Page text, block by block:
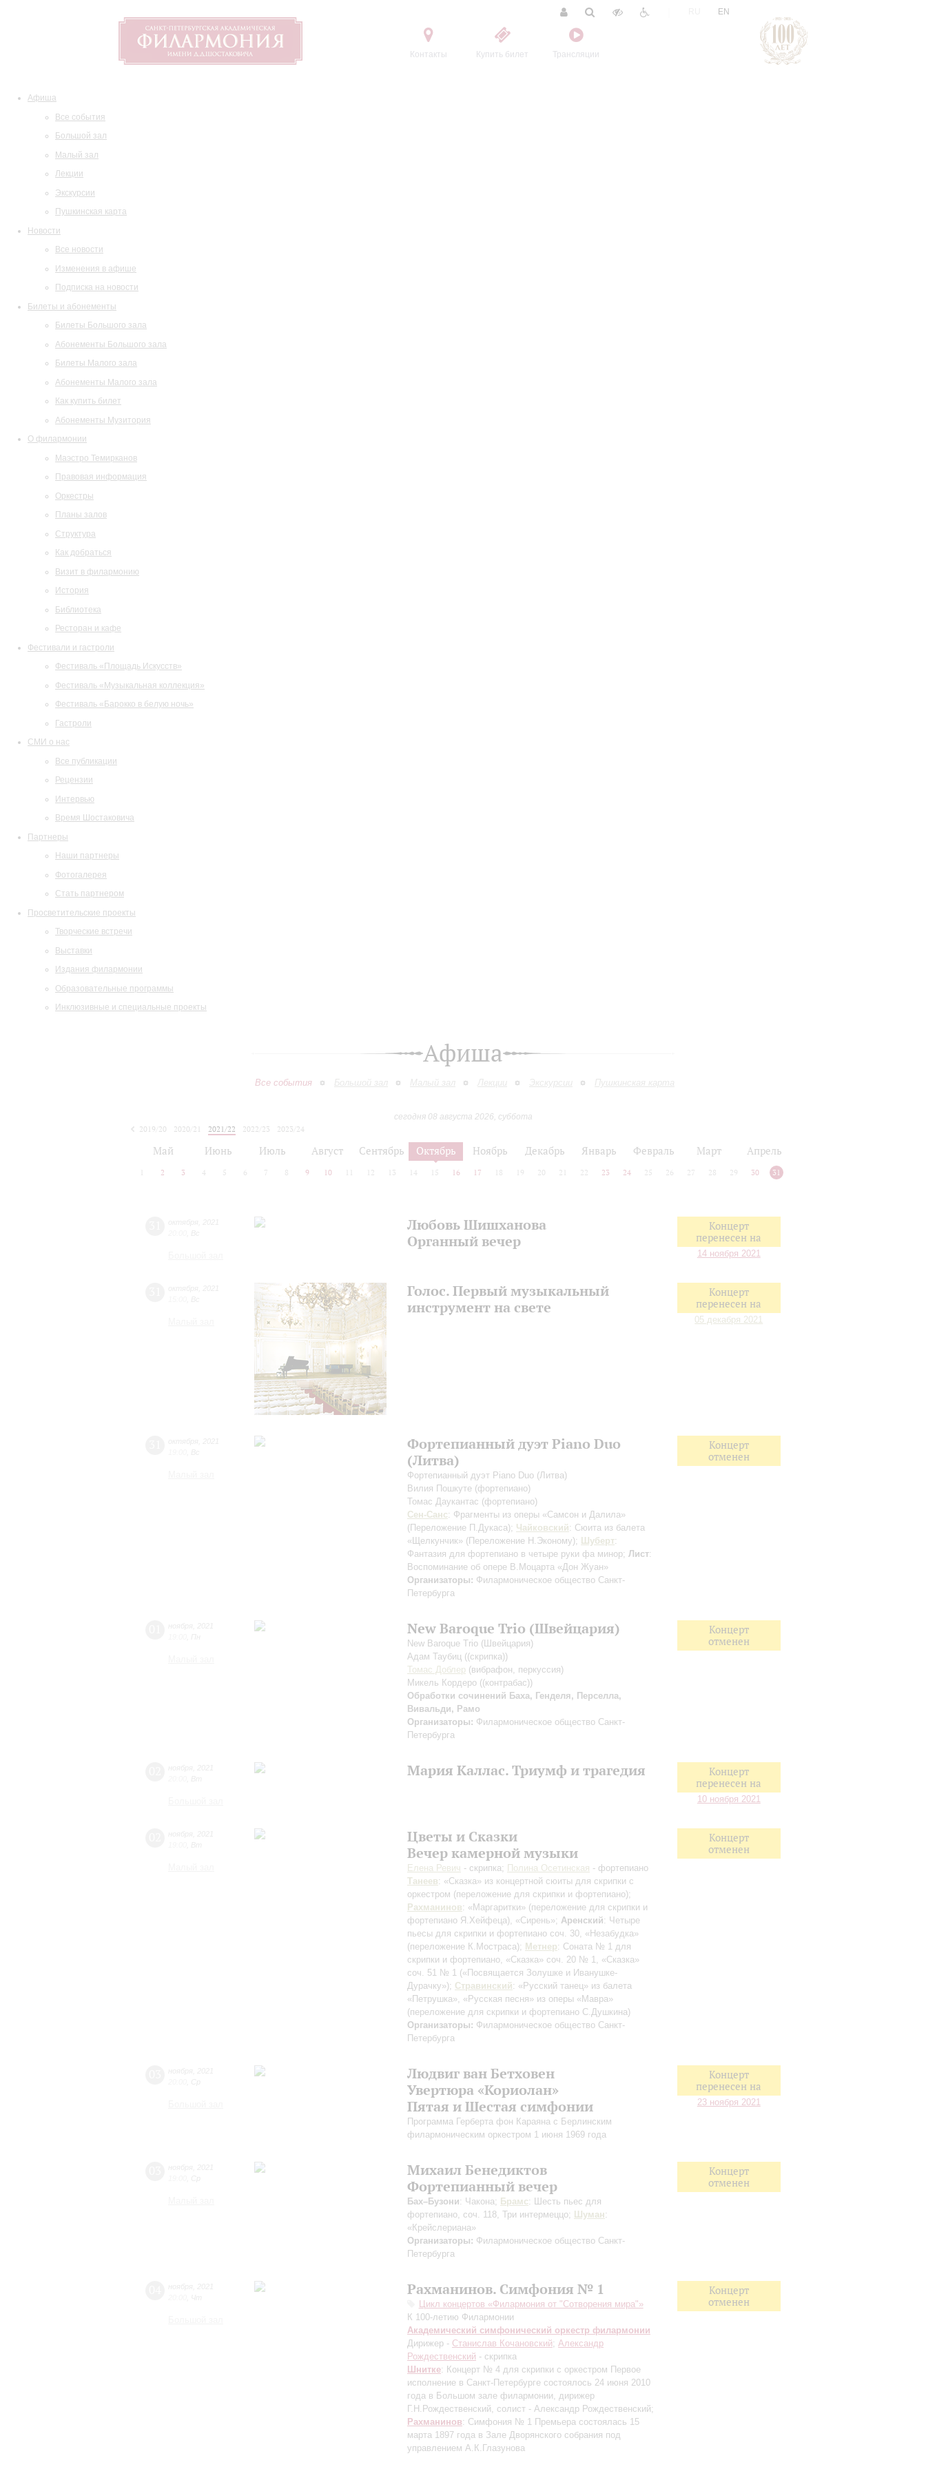
Контакты Купить билет Трансляции
EN
Афиша
Все события
Большой зал
Малый зал
Лекции
Экскурсии
Пушкинская карта
Новости
Все новости
Изменения в афише
Подписка на новости
Билеты и абонементы
Билеты Большого зала
Абонементы Большого зала
Билеты Малого зала
Абонементы Малого зала
Как купить билет
Абонементы Музитория
О филармонии
Маэстро Темирканов
Правовая информация
Оркестры
Планы залов
Структура
Как добраться
Визит в филармонию
История
Библиотека
Ресторан и кафе
Фестивали и гастроли
Фестиваль «Площадь Искусств»
Фестиваль «Музыкальная коллекция»
Фестиваль «Барокко в белую ночь»
Гастроли
СМИ о нас
Все публикации
Рецензии
Интервью
Время Шостаковича
Партнеры
Наши партнеры
Фотогалерея
Стать партнером
Просветительские проекты
Творческие встречи
Выставки
Издания филармонии
Образовательные программы
Инклюзивные и специальные проекты
Афиша
Все события Большой зал Малый зал Лекции Экскурсии Пушкинская карта
сегодня 08 августа 2026, суббота
2019/20
2020/21 2021/22 2022/23
2023/24
Май Июнь Июль Август Сентябрь Октябрь Ноябрь Декабрь Январь Февраль Март Апрель
2 3 4 5 6 7 8 9 10 12 13 14 15 16 17 18 19 20 21 22 23 24 25 26 27 28 29 30 31
Любовь Шишханова
Органный вечер
Концерт
перенесен на
14 ноября 2021
Голос. Первый музыкальный
инструмент на свете
Концерт
перенесен на
05 декабря 2021
Фортепианный дуэт Piano Duo
(Литва)
Фортепианный дуэт Piano Duo (Литва)
Вилия Пошкуте (фортепиано)
Томас Даукантас (фортепиано)
Сен-Санс: Фрагменты из оперы «Самсон и Далила»
(Переложение П.Дукаса); Чайковский: Сюита из балета
«Щелкунчик» (Переложение Н.Эконому); Шуберт:
Фантазия для фортепиано в четыре руки фа минор; Лист:
Воспоминание об опере В.Моцарта «Дон Жуан»
Организаторы: Филармоническое общество Санкт-
Петербурга
Концерт
отменен
New Baroque Trio (Швейцария)
New Baroque Trio (Швейцария)
Адам Таубиц ((скрипка))
Томас Доблер (вибрафон, перкуссия)
Микель Кордеро ((контрабас))
Обработки сочинений Баха, Генделя, Перселла,
Вивальди, Рамо
Организаторы: Филармоническое общество Санкт-
Петербурга
Концерт
отменен
Мария Каллас. Триумф и трагедия
Концерт
перенесен на
10 ноября 2021
Цветы и Сказки
Вечер камерной музыки
Елена Ревич - скрипка; Полина Осетинская - фортепиано
Танеев: «Сказка» из концертной сюиты для скрипки с
оркестром (переложение для скрипки и фортепиано);
Рахманинов: «Маргаритки» (переложение для скрипки и
фортепиано Я.Хейфеца), «Сирень»; Аренский: Четыре
пьесы для скрипки и фортепиано соч. 30, «Незабудка»
(переложение К.Мостраса); Метнер: Соната № 1 для
скрипки и фортепиано, «Сказка» соч. 20 № 1, «Сказка»
cоч. 51 № 1 («Посвящается Золушке и Иванушке-
Дурачку»); Стравинский: «Русский танец» из балета
«Петрушка», «Русская песня» из оперы «Мавра»
(переложение для скрипки и фортепиано С.Душкина)
Организаторы: Филармоническое общество Санкт-
Петербурга
Концерт
отменен
Людвиг ван Бетховен
Увертюра «Кориолан»
Пятая и Шестая симфонии
Программа Герберта фон Караяна с Берлинским
филармоническим оркестром 1 июня 1969 года
Концерт
перенесен на
23 ноября 2021
Михаил Бенедиктов
Фортепианный вечер
Бах–Бузони: Чакона; Брамс: Шесть пьес для
фортепиано, соч. 118, Три интермеццо; Шуман:
«Крейслериана»
Организаторы: Филармоническое общество Санкт-
Петербурга
Концерт
отменен
Рахманинов. Симфония № 1
Цикл концертов «Филармония от "Сотворения мира"»
К 100-летию Филармонии
Академический симфонический оркестр филармонии
Дирижер - Станислав Кочановский; Александр
Рождественский - скрипка
Шнитке: Концерт № 4 для скрипки с оркестром Первое
исполнение в Санкт-Петербурге состоялось 24 июня 2010
года в Большом зале филармонии, дирижер
Г.Н.Рождественский, солист - Александр Рождественский;
Рахманинов: Симфония № 1 Премьера состоялась 15
марта 1897 года в Зале Дворянского собрания под
управлением А.К.Глазунова
Концерт
отменен